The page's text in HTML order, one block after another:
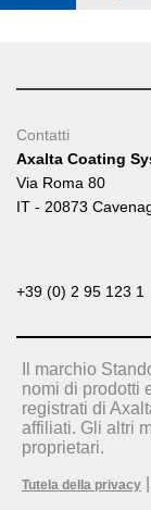
Contatti
Axalta Coating
Via Roma 80
IT - 20873
+39 (0) 2 95 123 1
Il marchio
nomi di prodotti
registrati di
affiliati. Gli altri
proprietari.
Tutela della privacy